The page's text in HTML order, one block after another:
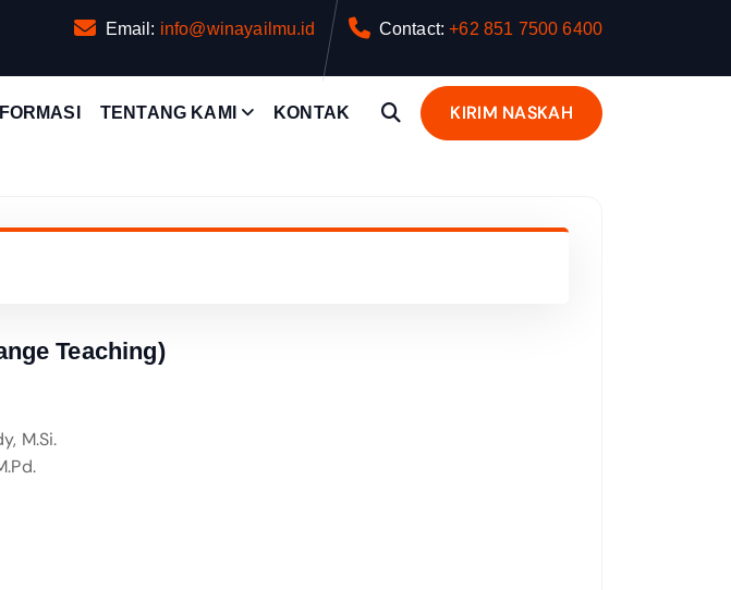
Email: info@winayailmu.id Contact: +62 851 7500 6400
TENTANG KAMI KONTAK KIRIM NASKAH
Teaching)
M.Si.